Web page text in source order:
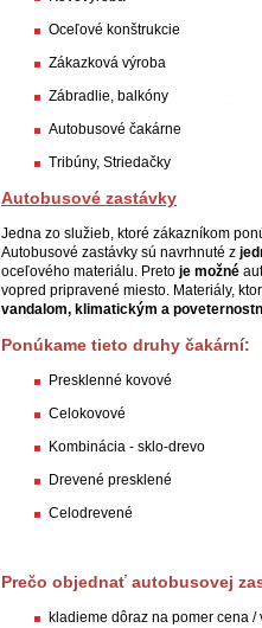
Oceľové konštrukcie
Zákazková výroba
Zábradlie , balkóny
Autobusové čakárne
Tribúny, Striedačky
Autobusové zastávky
Jedna zo služieb ktoré zákazníkom
Autobusové zastávky sú navrhnuté z
oceľového materiálu Preto je možné
vopred pripravené miesto Materiály,
vandalom, klimatickým a
Ponúkame tieto druhy čakární:
Presklenné kovové
Celokovové
Kombinácia - sklo-drevo
Drevené presklené
Celodrevené
Prečo objednať autobusovej
kladieme dôraz na pomer cena /